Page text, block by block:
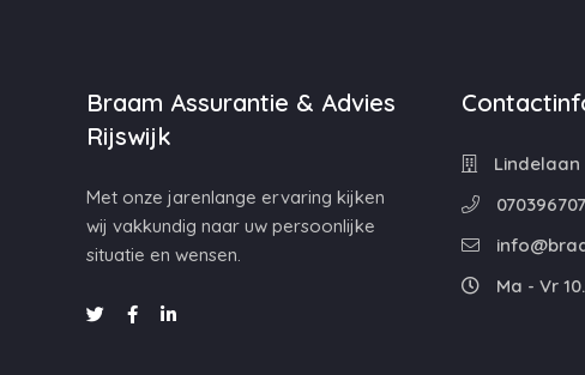
Braam Assurantie & Advies
Rijswijk
Met onze jarenlange ervaring kijken
wij vakkundig naar uw persoonlijke
situatie en wensen.
Lindelaan
Ma - Vr